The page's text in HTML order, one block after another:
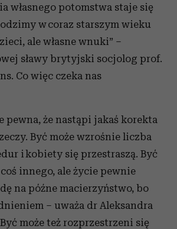
własnego potomstwa staje się
w coraz starszym wieku
ale własne wnuki” –
sławy brytyjski socjolog prof.
Co więc czeka nas
pewna, że nastąpi jakaś korekta
Być może wzrośnie liczba
i kobiety się przestraszą. Być
innego, ale życie pewnie
na późne macierzyństwo, bo
– uważa dr Aleksandra
może też rozprzestrzeni się